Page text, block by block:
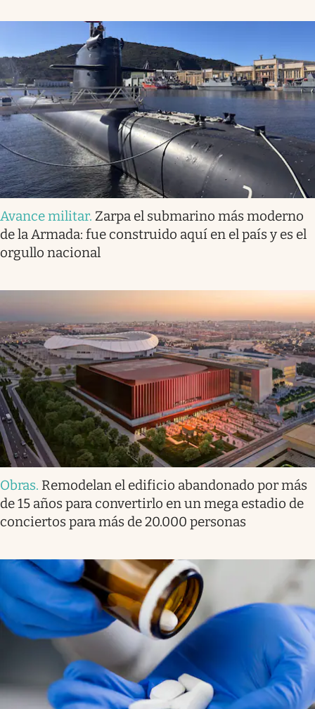
Avance militar. Zarpa el submarino más moderno
de la Armada: fue construido aquí en el país y es el
orgullo nacional
Obras. Remodelan el edificio abandonado por más
de 15 años para convertirlo en un mega estadio de
conciertos para más de 20.000 personas